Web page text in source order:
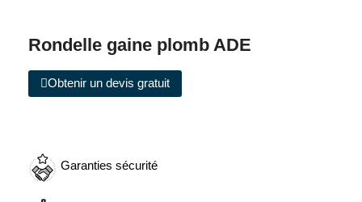
Rondelle gaine plomb ADE
Obtenir un devis gratuit
Garanties sécurité